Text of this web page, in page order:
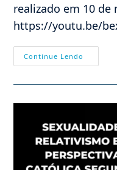
realizado em 10 de
https://youtu.be/
Continue Lendo
Santo
Por
Lo?